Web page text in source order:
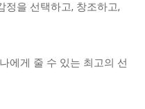
정을 선택하고, 창조하고,
에게 줄 수 있는 최고의 선